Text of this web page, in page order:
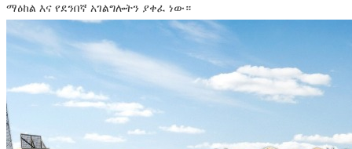
ማዕከል እና የደንበኛ አገልግሎትን ያቀፈ ነው።